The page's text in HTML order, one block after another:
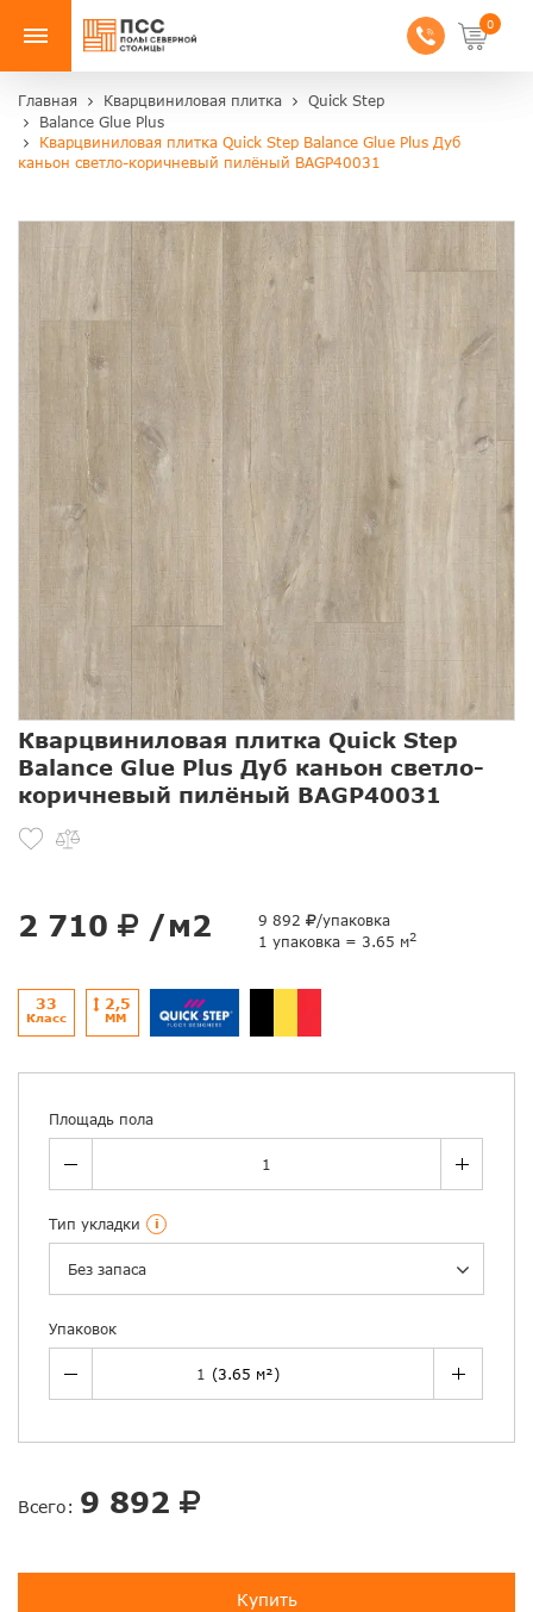
0
Главная Кварцвиниловая плитка
Quick Step
Balance Glue Plus
Кварцвиниловая плитка Quick Step Balance Glue Plus Дуб
каньон светло-коричневый пилёный BAGP40031
Кварцвиниловая плитка Quick Step
Balance Glue Plus Дуб каньон светло-
коричневый пилёный BAGP40031
2 710 /м2 9 892
/упаковка
1 упаковка = 3.65 м2
33
Класс
2,5
ММ
Площадь пола
Тип укладки i
Без запаса
Упаковок
Всего: 9 892
Купить